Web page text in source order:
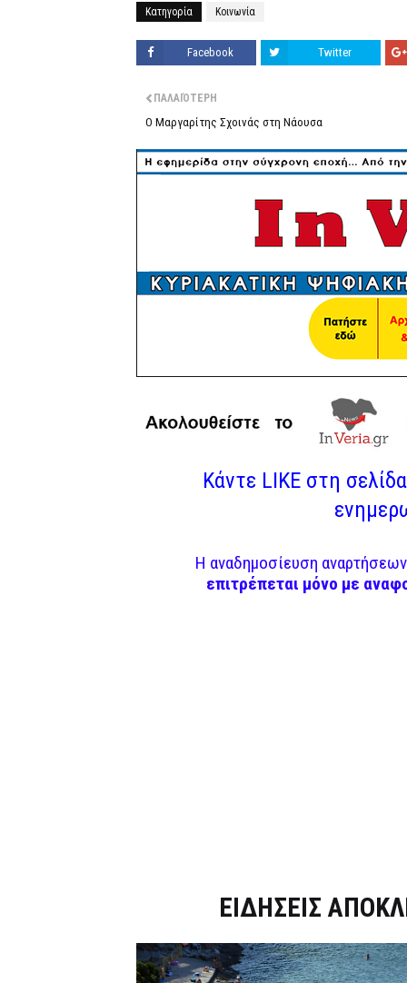
Κατηγορία Κοινωνία
Facebook Twitter
ΠΑΛΑΙΌΤΕΡΗ
Ο Μαργαρίτης Σχοινάς στη Νάουσα
Κάντε LIKE στη
Η αναδημοσίευση
επιτρέπεται μόνο με
ΕΙΔΗΣΕΙΣ